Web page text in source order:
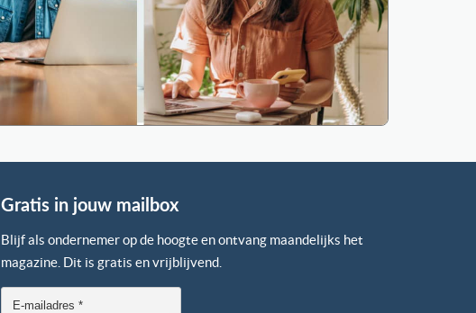
Gratis in jouw mailbox
Blijf als ondernemer op de hoogte en ontvang maandelijks het
magazine. Dit is gratis en vrijblijvend.